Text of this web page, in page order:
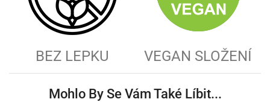
BEZ LEPKU VEGAN SLOŽENÍ
Mohlo By Se Vám Také Líbit...